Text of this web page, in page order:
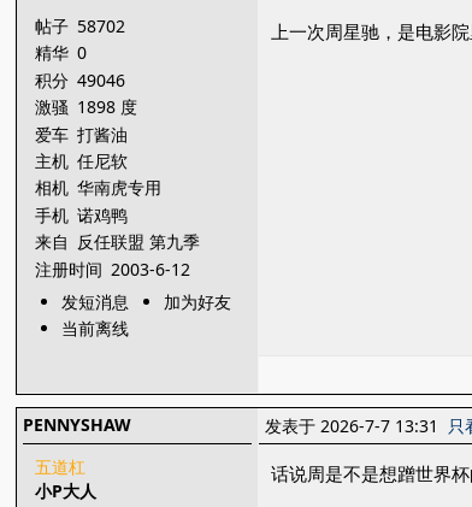
帖子 58702
精华 0
积分 49046
激骚 1898 度
爱车 打酱油
主机 任尼软
相机 华南虎专用
手机 诺鸡鸭
来自 反任联盟 第九季
注册时间 2003-6-12
发短消息
加为好友
当前离线
上一次周星驰，是电影
PENNYSHAW
五道杠
小P大人
发表于 2026-7-7 13:31 只
话说周是不是想蹭世界杯